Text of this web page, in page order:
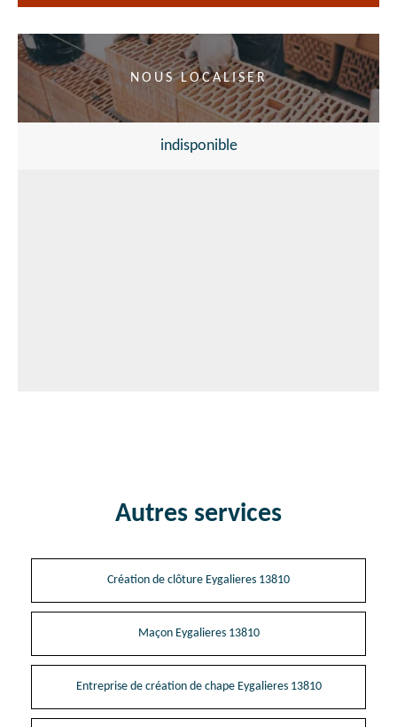
NOUS LOCALISER
indisponible
Autres services
Création de clôture Eygalieres 13810
Maçon Eygalieres 13810
Entreprise de création de chape Eygalieres 13810